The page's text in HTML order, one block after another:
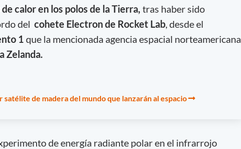
calor en los polos de la Tierra, tras haber sido
del cohete Electron de Rocket Lab, desde el
1 que la mencionada agencia espacial norteamericana
Zelanda.
satélite de madera del mundo que lanzarán al espacio
de energía radiante polar en el infrarrojo